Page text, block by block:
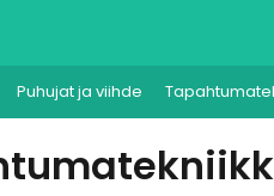
Puhujat ja viihde